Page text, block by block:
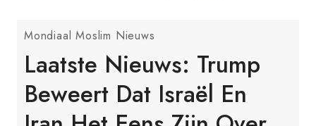
Mondiaal Moslim Nieuws
Laatste Nieuws: Trump
Beweert Dat Israël En